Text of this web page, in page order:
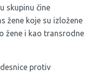
skupinu čine
žene koje su izložene
žene i kao transrodne
protiv